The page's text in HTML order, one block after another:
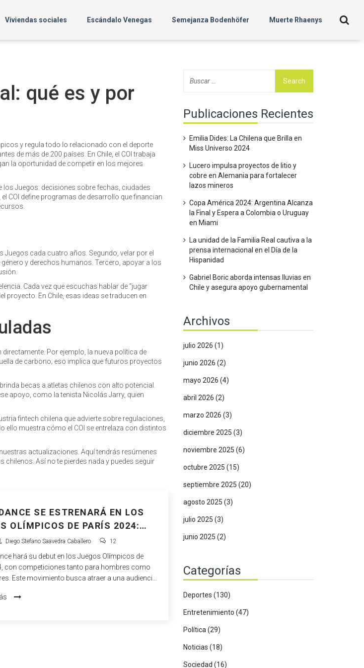
Viviendas sociales Escándalo Venegas Semejanza Bodenhöfer Muerte Rhaenys
qué es y por
y regula todo lo relacionado con el deporte
de más de 200 países. En Chile, el COI trabaja
la oportunidad de competir en los mejores
los Juegos: decisiones sobre fechas, ciudades
COI define programas de desarrollo que financian
Juegos cada cuatro años. Segundo, velar por el
y derechos humanos. Tercero, apoyar a los
Cada vez que escuchas hablar de “jugar
proyecto. En Chile, esas ideas se traducen en
Por ejemplo, la nueva política de
de carbono; eso implica que futuros proyectos
becas a atletas chilenos con alto potencial.
apoyo, como la tenista Nicolás Jarry, quien
fintech chilena que advierte sobre regulaciones,
ello muestra cómo el COI se entrelaza con distintos
actualizaciones. Aquí tendrás resúmenes
Así no te pierdes nada y puedes seguir
SE ESTRENARÁ EN LOS
OLÍMPICOS DE PARÍS 2024:
EN EL DEPORTE
Diego Stefano Saavedra Caballero 12
hará su debut en los Juegos Olímpicos de
con competiciones tanto para hombres como
Este movimiento busca atraer a una audiencia
evaluados en habilidades técnicas,
Publicaciones Recientes
Emilia Dides: La Chilena que Brilla en
Miss Universo 2024
Lucero impulsa proyectos de litio y
cobre en Alemania para fortalecer
lazos mineros
Copa América 2024: Argentina Alcanza
la Final y Espera a Colombia o Uruguay
en Miami
La unidad de la Familia Real cautiva a la
prensa internacional en el Día de la
Hispanidad
Gabriel Boric aborda intensas lluvias en
Chile y asegura apoyo gubernamental
Archivos
julio 2026 (1)
junio 2026 (2)
mayo 2026 (4)
abril 2026 (2)
marzo 2026 (3)
diciembre 2025 (3)
noviembre 2025 (6)
octubre 2025 (15)
septiembre 2025 (20)
agosto 2025 (3)
julio 2025 (3)
junio 2025 (2)
Categorías
Deportes (130)
Entretenimiento (47)
Política (29)
Noticias (18)
Sociedad (16)